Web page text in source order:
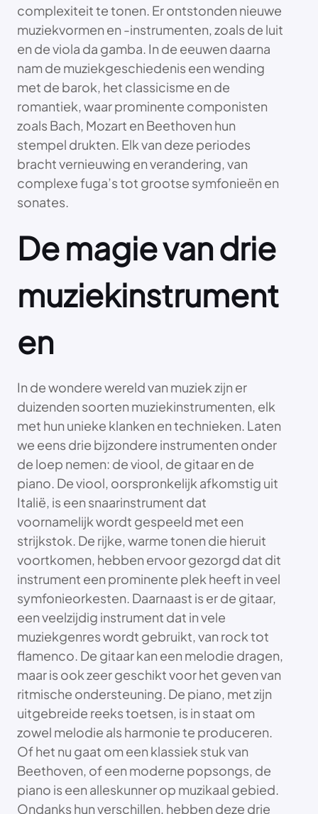
complexiteit te tonen. Er ontstonden nieuwe
muziekvormen en -instrumenten, zoals de luit
en de viola da gamba. In de eeuwen daarna
nam de muziekgeschiedenis een wending
met de barok, het classicisme en de
romantiek, waar prominente componisten
zoals Bach, Mozart en Beethoven hun
stempel drukten. Elk van deze periodes
bracht vernieuwing en verandering, van
complexe fuga’s tot grootse symfonieën en
sonates.
De magie van drie
muziekinstrument
en
In de wondere wereld van muziek zijn er
duizenden soorten muziekinstrumenten, elk
met hun unieke klanken en technieken. Laten
we eens drie bijzondere instrumenten onder
de loep nemen: de viool, de gitaar en de
piano. De viool, oorspronkelijk afkomstig uit
Italië, is een snaarinstrument dat
voornamelijk wordt gespeeld met een
strijkstok. De rijke, warme tonen die hieruit
voortkomen, hebben ervoor gezorgd dat dit
instrument een prominente plek heeft in veel
symfonieorkesten. Daarnaast is er de gitaar,
een veelzijdig instrument dat in vele
muziekgenres wordt gebruikt, van rock tot
flamenco. De gitaar kan een melodie dragen,
maar is ook zeer geschikt voor het geven van
ritmische ondersteuning. De piano, met zijn
uitgebreide reeks toetsen, is in staat om
zowel melodie als harmonie te produceren.
Of het nu gaat om een klassiek stuk van
Beethoven, of een moderne popsongs, de
piano is een alleskunner op muzikaal gebied.
Ondanks hun verschillen, hebben deze drie